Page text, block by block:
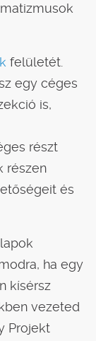
felületét.
egy céges
is,
részt
részen
és
ha egy
kísérsz
vezeted
Projekt